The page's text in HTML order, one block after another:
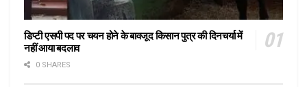
डिप्टी एसपी पद पर चयन होने के बावजूद किसान पुत्र की दिनचर्या में
नहीं आया बदलाव
0 SHARES